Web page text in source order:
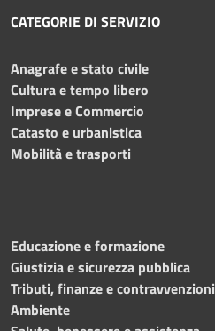
CATEGORIE DI SERVIZIO
Anagrafe e stato civile
Cultura e tempo libero
Imprese e Commercio
Catasto e urbanistica
Mobilità e trasporti
Educazione e formazione
Giustizia e sicurezza pubblica
Tributi, finanze e contravvenzioni
Ambiente